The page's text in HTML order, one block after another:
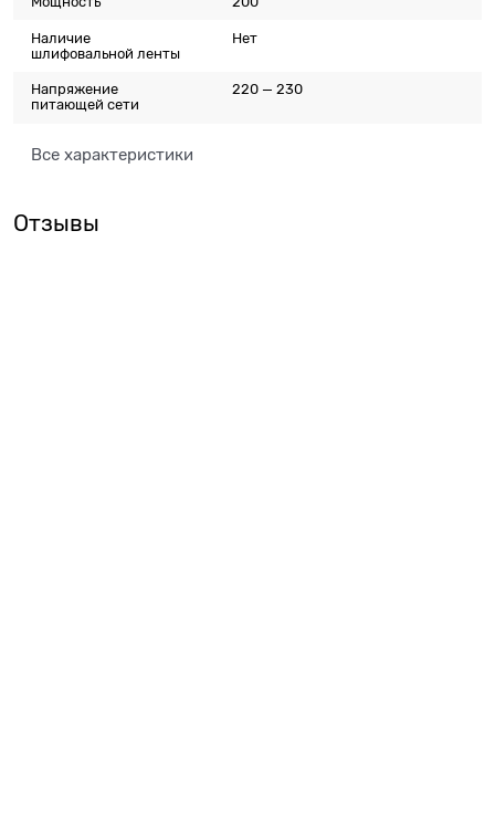
Наличие
шлифовальной ленты
Нет
Напряжение
питающей сети
220 — 230
Все характеристики
Отзывы